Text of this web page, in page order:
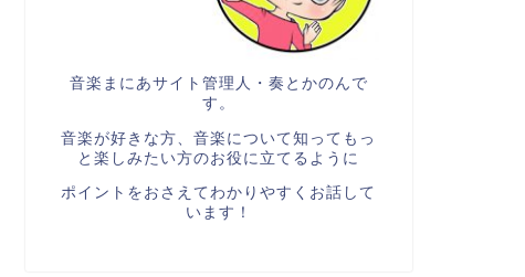
音楽まにあサイト管理人・奏とかのんで
す。
音楽が好きな方、音楽について知ってもっ
と楽しみたい方のお役に立てるように
ポイントをおさえてわかりやすくお話して
います！